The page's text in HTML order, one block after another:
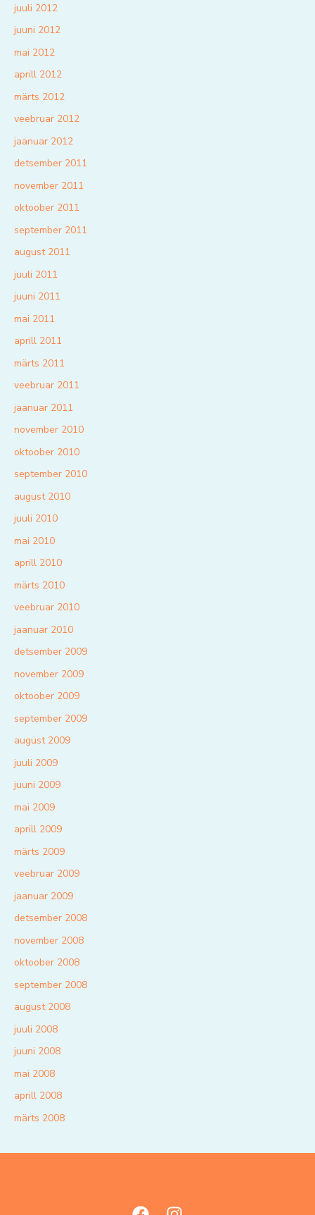
juuli 2012
juuni 2012
mai 2012
aprill 2012
märts 2012
veebruar 2012
jaanuar 2012
detsember 2011
november 2011
oktoober 2011
september 2011
august 2011
juuli 2011
juuni 2011
mai 2011
aprill 2011
märts 2011
veebruar 2011
jaanuar 2011
november 2010
oktoober 2010
september 2010
august 2010
juuli 2010
mai 2010
aprill 2010
märts 2010
veebruar 2010
jaanuar 2010
detsember 2009
november 2009
oktoober 2009
september 2009
august 2009
juuli 2009
juuni 2009
mai 2009
aprill 2009
märts 2009
veebruar 2009
jaanuar 2009
detsember 2008
november 2008
oktoober 2008
september 2008
august 2008
juuli 2008
juuni 2008
mai 2008
aprill 2008
märts 2008